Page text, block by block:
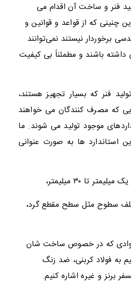
فنر و ساخت آن اقدام می
چنینی که از قواعد و قوانین و
برخوردار نیستند نمی‌توانند
داشته باشند و مطمئناً بی کیفیت
فنر که بسیار تجهیز هستند،
که مصرف کنندگان می خواهند
موجود تولید می شوند. ما
استاندارد ها به صورت عنوانی
تا ۳۰ میلیمتر،
سطوح مثل سطح مقطع گرد،
موادی که در خصوص ساخت شان
به فولاد کربنی، ضد زنگ
برنز و غیره اشاره کنیم.